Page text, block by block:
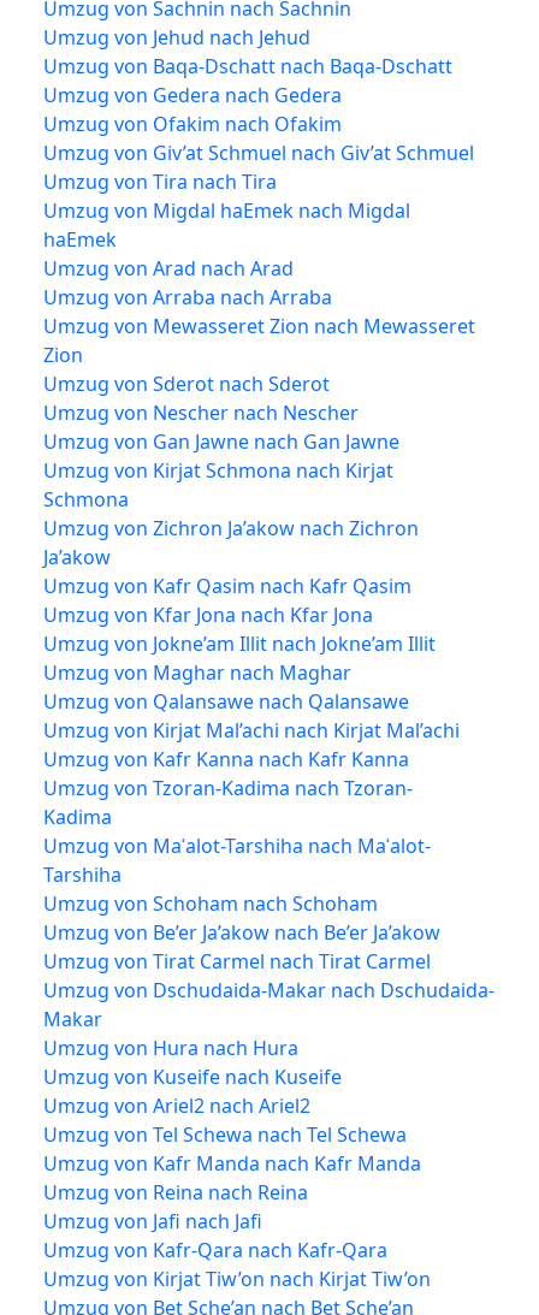
Umzug von Sachnin nach Sachnin
Umzug von Jehud nach Jehud
Umzug von Baqa-Dschatt nach Baqa-Dschatt
Umzug von Gedera nach Gedera
Umzug von Ofakim nach Ofakim
Umzug von Giv’at Schmuel nach Giv’at Schmuel
Umzug von Tira nach Tira
Umzug von Migdal haEmek nach Migdal
haEmek
Umzug von Arad nach Arad
Umzug von Arraba nach Arraba
Umzug von Mewasseret Zion nach Mewasseret
Zion
Umzug von Sderot nach Sderot
Umzug von Nescher nach Nescher
Umzug von Gan Jawne nach Gan Jawne
Umzug von Kirjat Schmona nach Kirjat
Schmona
Umzug von Zichron Ja’akow nach Zichron
Ja’akow
Umzug von Kafr Qasim nach Kafr Qasim
Umzug von Kfar Jona nach Kfar Jona
Umzug von Jokne’am Illit nach Jokne’am Illit
Umzug von Maghar nach Maghar
Umzug von Qalansawe nach Qalansawe
Umzug von Kirjat Mal’achi nach Kirjat Mal’achi
Umzug von Kafr Kanna nach Kafr Kanna
Umzug von Tzoran-Kadima nach Tzoran-
Kadima
Umzug von Maʿalot-Tarshiha nach Maʿalot-
Tarshiha
Umzug von Schoham nach Schoham
Umzug von Be’er Ja’akow nach Be’er Ja’akow
Umzug von Tirat Carmel nach Tirat Carmel
Umzug von Dschudaida-Makar nach Dschudaida-
Makar
Umzug von Hura nach Hura
Umzug von Kuseife nach Kuseife
Umzug von Ariel2 nach Ariel2
Umzug von Tel Schewa nach Tel Schewa
Umzug von Kafr Manda nach Kafr Manda
Umzug von Reina nach Reina
Umzug von Jafi nach Jafi
Umzug von Kafr-Qara nach Kafr-Qara
Umzug von Kirjat Tiw’on nach Kirjat Tiw’on
Umzug von Bet Sche’an nach Bet Sche’an